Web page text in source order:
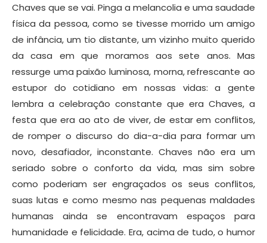
Chaves que se vai. Pinga a melancolia e uma saudade
física da pessoa, como se tivesse morrido um amigo
de infância, um tio distante, um vizinho muito querido
da casa em que moramos aos sete anos. Mas
ressurge uma paixão luminosa, morna, refrescante ao
estupor do cotidiano em nossas vidas: a gente
lembra a celebração constante que era Chaves, a
festa que era ao ato de viver, de estar em conflitos,
de romper o discurso do dia-a-dia para formar um
novo, desafiador, inconstante. Chaves não era um
seriado sobre o conforto da vida, mas sim sobre
como poderiam ser engraçados os seus conflitos,
suas lutas e como mesmo nas pequenas maldades
humanas ainda se encontravam espaços para
humanidade e felicidade. Era, acima de tudo, o humor